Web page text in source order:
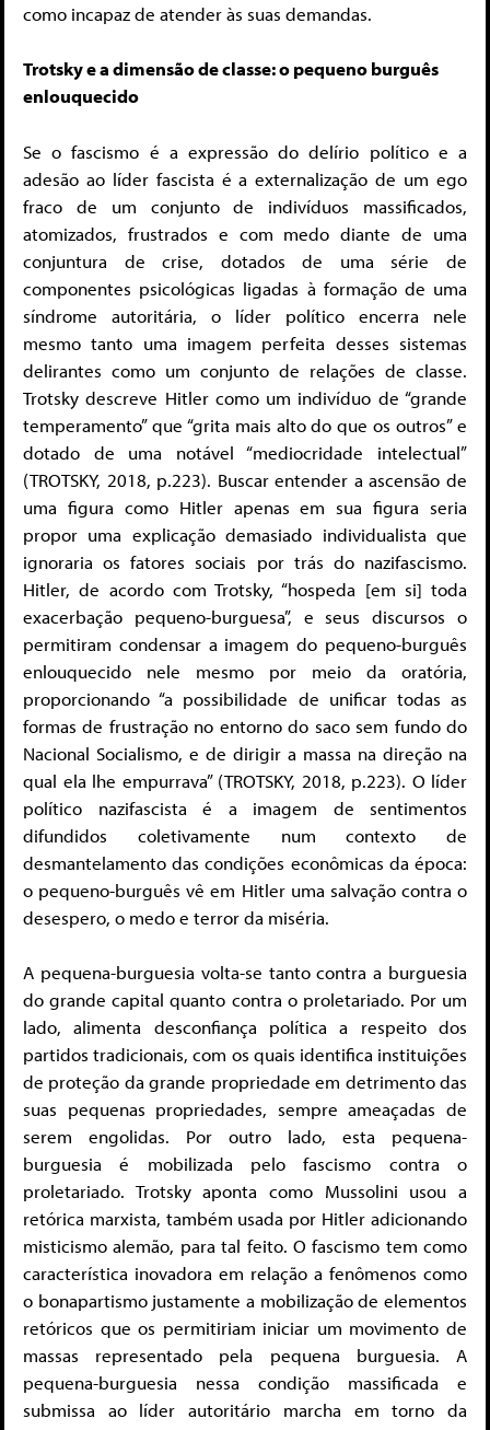
como incapaz de atender às suas demandas.
Trotsky e a dimensão de classe: o pequeno burguês
enlouquecido
Se o fascismo é a expressão do delírio político e a
adesão ao líder fascista é a externalização de um ego
fraco de um conjunto de indivíduos massificados,
atomizados, frustrados e com medo diante de uma
conjuntura de crise, dotados de uma série de
componentes psicológicas ligadas à formação de uma
síndrome autoritária, o líder político encerra nele
mesmo tanto uma imagem perfeita desses sistemas
delirantes como um conjunto de relações de classe.
Trotsky descreve Hitler como um indivíduo de “grande
temperamento” que “grita mais alto do que os outros” e
dotado de uma notável “mediocridade intelectual”
(TROTSKY, 2018, p.223). Buscar entender a ascensão de
uma figura como Hitler apenas em sua figura seria
propor uma explicação demasiado individualista que
ignoraria os fatores sociais por trás do nazifascismo.
Hitler, de acordo com Trotsky, “hospeda [em si] toda
exacerbação pequeno-burguesa”, e seus discursos o
permitiram condensar a imagem do pequeno-burguês
enlouquecido nele mesmo por meio da oratória,
proporcionando “a possibilidade de unificar todas as
formas de frustração no entorno do saco sem fundo do
Nacional Socialismo, e de dirigir a massa na direção na
qual ela lhe empurrava” (TROTSKY, 2018, p.223). O líder
político nazifascista é a imagem de sentimentos
difundidos coletivamente num contexto de
desmantelamento das condições econômicas da época:
o pequeno-burguês vê em Hitler uma salvação contra o
desespero, o medo e terror da miséria.
A pequena-burguesia volta-se tanto contra a burguesia
do grande capital quanto contra o proletariado. Por um
lado, alimenta desconfiança política a respeito dos
partidos tradicionais, com os quais identifica instituições
de proteção da grande propriedade em detrimento das
suas pequenas propriedades, sempre ameaçadas de
serem engolidas. Por outro lado, esta pequena-
burguesia é mobilizada pelo fascismo contra o
proletariado. Trotsky aponta como Mussolini usou a
retórica marxista, também usada por Hitler adicionando
misticismo alemão, para tal feito. O fascismo tem como
característica inovadora em relação a fenômenos como
o bonapartismo justamente a mobilização de elementos
retóricos que os permitiriam iniciar um movimento de
massas representado pela pequena burguesia. A
pequena-burguesia nessa condição massificada e
submissa ao líder autoritário marcha em torno da